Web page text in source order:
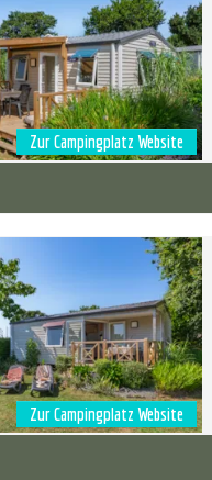
Zur Campingplatz Website
Zur Campingplatz Website